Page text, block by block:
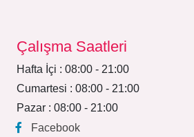
Çalışma Saatleri
Hafta İçi : 08:00 - 21:00
Cumartesi : 08:00 - 21:00
Pazar : 08:00 - 21:00
Facebook